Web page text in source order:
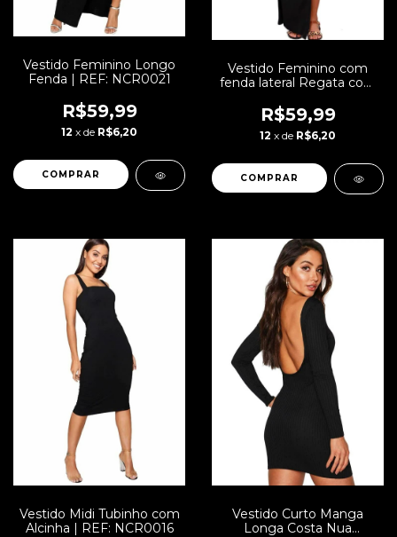
Vestido Feminino Longo
Fenda | REF: NCR0021
R$59,99
12 x de R$6,20
COMPRAR
Vestido Feminino com
fenda lateral Regata com
VRP264
R$59,99
12 x de R$6,20
COMPRAR
Vestido Midi Tubinho com
Alcinha | REF: NCR0016
Vestido Curto Manga
Longa Costa Nua